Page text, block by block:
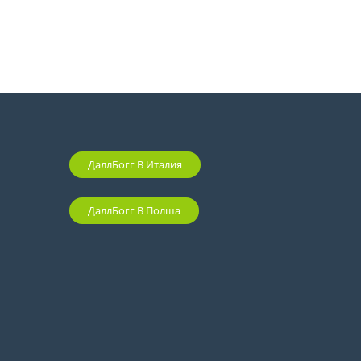
ДаллБогг В Италия
ДаллБогг В Полша